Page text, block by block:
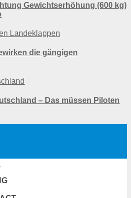
Gewichtserhöhung (600 kg)
die gängigen
– Das müssen Piloten